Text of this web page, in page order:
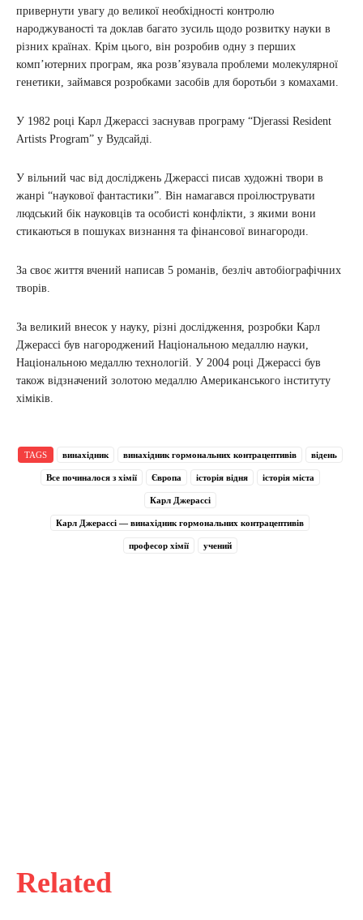
Related
привернути увагу до великої необхідності контролю
народжуваності та доклав багато зусиль щодо розвитку науки в
різних країнах. Крім цього, він розробив одну з перших
комп’ютерних програм, яка розв’язувала проблеми молекулярної
генетики, займався розробками засобів для боротьби з комахами.
У 1982 році Карл Джерассі заснував програму “Djerassi Resident
Artists Program” у Вудсайді.
У вільний час від досліджень Джерассі писав художні твори в
жанрі “наукової фантастики”. Він намагався проілюструвати
людський бік науковців та особисті конфлікти, з якими вони
стикаються в пошуках визнання та фінансової винагороди.
За своє життя вчений написав 5 романів, безліч автобіографічних
творів.
За великий внесок у науку, різні дослідження, розробки Карл
Джерассі був нагороджений Національною медаллю науки,
Національною медаллю технологій. У 2004 році Джерассі був
також відзначений золотою медаллю Американського інституту
хіміків.
TAGS винахідник винахідник гормональних контрацептивів відень
Все починалося з хімії Європа історія відня історія міста
Карл Джерассі
Карл Джерассі — винахідник гормональних контрацептивів
професор хімії учений